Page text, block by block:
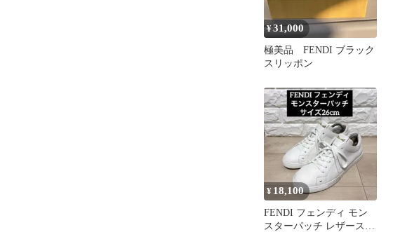
¥31,000
極美品 FENDI ブラック
スリッポン
¥ 18,100
FENDI フェンディ モン
スターパッチ レザースニ